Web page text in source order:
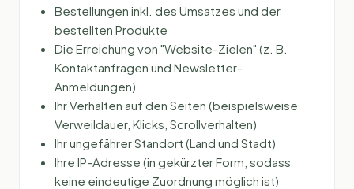
Bestellungen inkl. des Umsatzes und der
bestellten Produkte
Die Erreichung von "Website-Zielen" (z. B.
Kontaktanfragen und Newsletter-
Anmeldungen)
Ihr Verhalten auf den Seiten (beispielsweise
Verweildauer, Klicks, Scrollverhalten)
Ihr ungefährer Standort (Land und Stadt)
Ihre IP-Adresse (in gekürzter Form, sodass
keine eindeutige Zuordnung möglich ist)